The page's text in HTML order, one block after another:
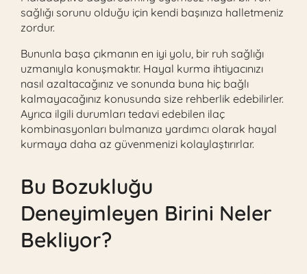
sağlığı sorunu olduğu için kendi başınıza halletmeniz
zordur.
Bununla başa çıkmanın en iyi yolu, bir ruh sağlığı
uzmanıyla konuşmaktır. Hayal kurma ihtiyacınızı
nasıl azaltacağınız ve sonunda buna hiç bağlı
kalmayacağınız konusunda size rehberlik edebilirler.
Ayrıca ilgili durumları tedavi edebilen ilaç
kombinasyonları bulmanıza yardımcı olarak hayal
kurmaya daha az güvenmenizi kolaylaştırırlar.
Bu Bozukluğu
Deneyimleyen Birini Neler
Bekliyor?